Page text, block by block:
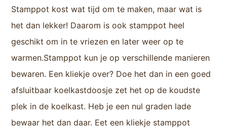
Stamppot kost wat tijd om te maken, maar wat is
het dan lekker! Daarom is ook stamppot heel
geschikt om in te vriezen en later weer op te
warmen.Stamppot kun je op verschillende manieren
bewaren. Een kliekje over? Doe het dan in een goed
afsluitbaar koelkastdoosje zet het op de koudste
plek in de koelkast. Heb je een nul graden lade
bewaar het dan daar. Eet een kliekje stamppot